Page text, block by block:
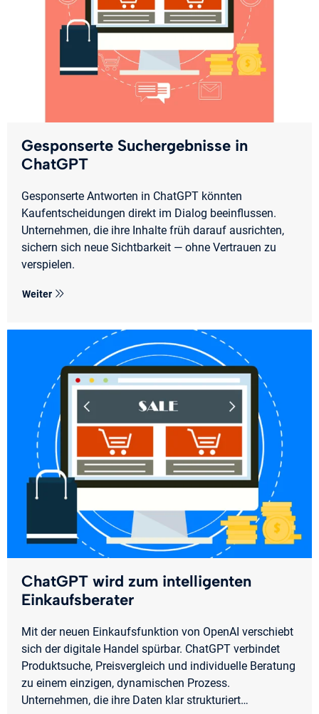
Gesponserte Suchergebnisse in
ChatGPT
Gesponserte Antworten in ChatGPT könnten
Kaufentscheidungen direkt im Dialog beeinflussen.
Unternehmen, die ihre Inhalte früh darauf ausrichten,
sichern sich neue Sichtbarkeit — ohne Vertrauen zu
verspielen.
Weiter
ChatGPT wird zum intelligenten
Einkaufsberater
Mit der neuen Einkaufsfunktion von OpenAI verschiebt
sich der digitale Handel spürbar. ChatGPT verbindet
Produktsuche, Preisvergleich und individuelle Beratung
zu einem einzigen, dynamischen Prozess.
Unternehmen, die ihre Daten klar strukturiert